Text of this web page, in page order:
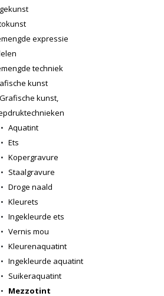
expressie
techniek
kunst
Grafische kunst,
• Aquatint
• Ets
• Kopergravure
• Staalgravure
• Droge naald
• Kleurets
• Ingekleurde ets
• Vernis mou
• Kleurenaquatint
• Ingekleurde aquatint
• Suikeraquatint
• Mezzotint